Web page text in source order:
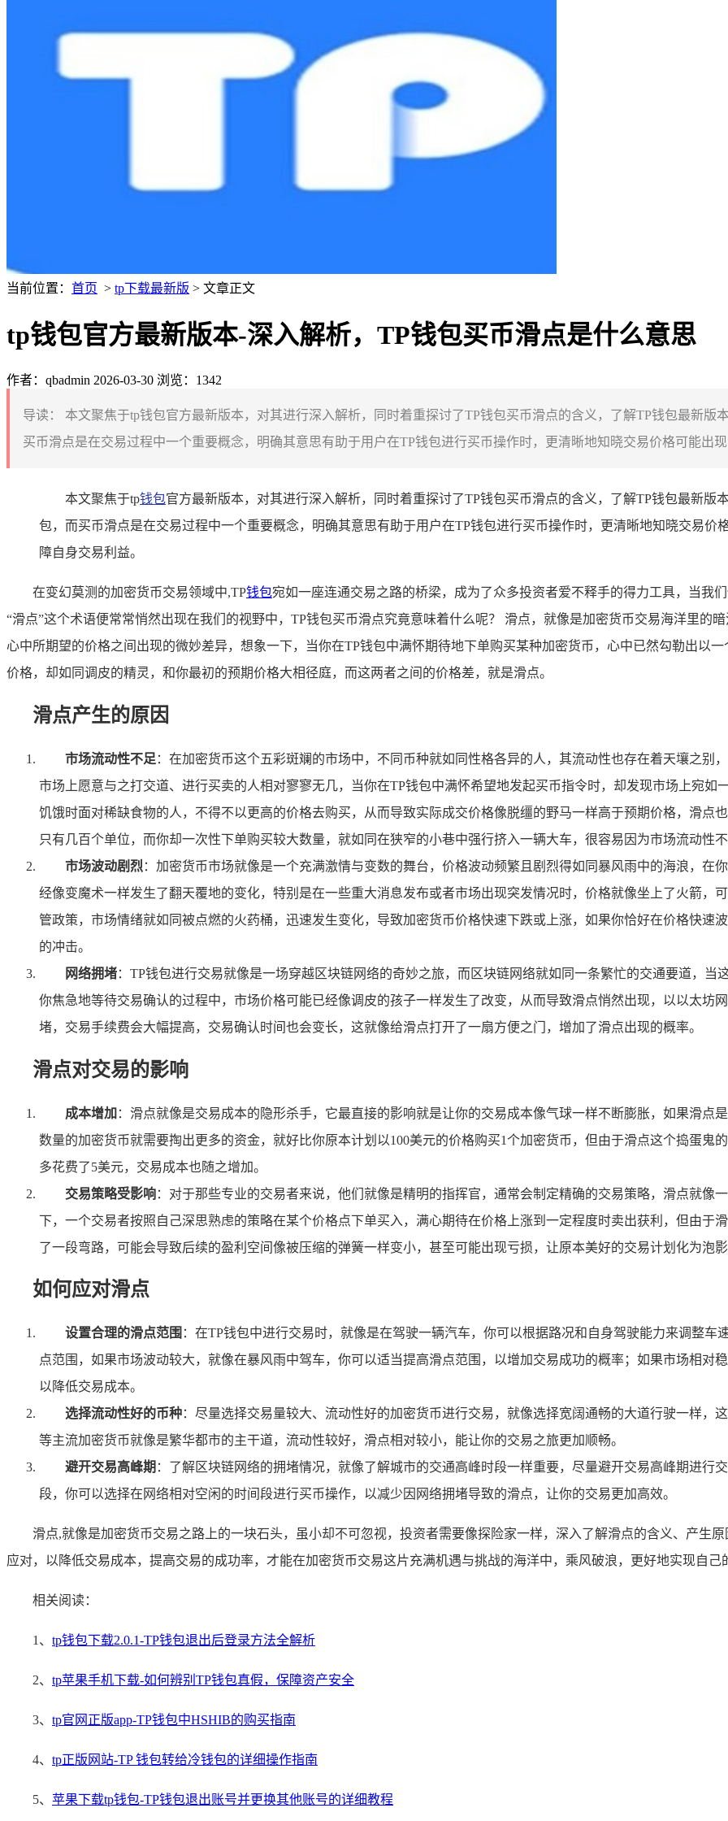
当前位置： 首页 > tp下载最新版 > 文章正文
tp钱包官方最新版本-深入解析，TP钱包买币滑点是什么意思
作者：qbadmin 2026-03-30 浏览：1342
导读：
本文聚焦于tp钱包官方最新版本，对其进行深入解析，同时着重探讨了TP钱包买币滑点的含义，了解TP钱包最新
买币滑点是在交易过程中一个重要概念，明确其意思有助于用户在TP钱包进行买币操作时，更清晰地知晓交易价格可能出
本文聚焦于tp钱包官方最新版本，对其进行深入解析，同时着重探讨了TP钱包买币滑点的含义，了解TP钱包最新版
包，而买币滑点是在交易过程中一个重要概念，明确其意思有助于用户在TP钱包进行买币操作时，更清晰地知晓交易价
障自身交易利益。
在变幻莫测的加密货币交易领域中,TP钱包宛如一座连通交易之路的桥梁，成为了众多投资者爱不释手的得力工具，当我
“滑点”这个术语便常常悄然出现在我们的视野中，TP钱包买币滑点究竟意味着什么呢？ 滑点，就像是加密货币交易海洋里的
心中所期望的价格之间出现的微妙差异，想象一下，当你在TP钱包中满怀期待地下单购买某种加密货币，心中已然勾勒出以
价格，却如同调皮的精灵，和你最初的预期价格大相径庭，而这两者之间的价格差，就是滑点。
滑点产生的原因
市场流动性不足 ：在加密货币这个五彩斑斓的市场中，不同币种就如同性格各异的人，其流动性也存在着天壤之别
市场上愿意与之打交道、进行买卖的人相对寥寥无几，当你在TP钱包中满怀希望地发起买币指令时，却发现市场上宛
饥饿时面对稀缺食物的人，不得不以更高的价格去购买，从而导致实际成交价格像脱缰的野马一样高于预期价格，滑点
只有几百个单位，而你却一次性下单购买较大数量，就如同在狭窄的小巷中强行挤入一辆大车，很容易因为市场流动性
市场波动剧烈 ：加密货币市场就像是一个充满激情与变数的舞台，价格波动频繁且剧烈得如同暴风雨中的海浪，在
经像变魔术一样发生了翻天覆地的变化，特别是在一些重大消息发布或者市场出现突发情况时，价格就像坐上了火箭，
管政策，市场情绪就如同被点燃的火药桶，迅速发生变化，导致加密货币价格快速下跌或上涨，如果你恰好在价格快速
的冲击。
网络拥堵：TP钱包进行交易就像是一场穿越区块链网络的奇妙之旅，而区块链网络就如同一条繁忙的交通要道，
你焦急地等待交易确认的过程中，市场价格可能已经像调皮的孩子一样发生了改变，从而导致滑点悄然出现，以以太坊
堵，交易手续费会大幅提高，交易确认时间也会变长，这就像给滑点打开了一扇方便之门，增加了滑点出现的概率。
滑点对交易的影响
成本增加 ：滑点就像是交易成本的隐形杀手，它最直接的影响就是让你的交易成本像气球一样不断膨胀，如果滑点
数量的加密货币就需要掏出更多的资金，就好比你原本计划以100美元的价格购买1个加密货币，但由于滑点这个捣蛋鬼
多花费了5美元，交易成本也随之增加。
交易策略受影响：对于那些专业的交易者来说，他们就像是精明的指挥官，通常会制定精确的交易策略，滑点就像
下，一个交易者按照自己深思熟虑的策略在某个价格点下单买入，满心期待在价格上涨到一定程度时卖出获利，但由于
了一段弯路，可能会导致后续的盈利空间像被压缩的弹簧一样变小，甚至可能出现亏损，让原本美好的交易计划化为泡
如何应对滑点
设置合理的滑点范围 ：在TP钱包中进行交易时，就像是在驾驶一辆汽车，你可以根据路况和自身驾驶能力来调整
点范围，如果市场波动较大，就像在暴风雨中驾车，你可以适当提高滑点范围，以增加交易成功的概率；如果市场相对
以降低交易成本。
选择流动性好的币种：尽量选择交易量较大、流动性好的加密货币进行交易，就像选择宽阔通畅的大道行驶一样，
等主流加密货币就像是繁华都市的主干道，流动性较好，滑点相对较小，能让你的交易之旅更加顺畅。
避开交易高峰期 ：了解区块链网络的拥堵情况，就像了解城市的交通高峰时段一样重要，尽量避开交易高峰期进行
段，你可以选择在网络相对空闲的时间段进行买币操作，以减少因网络拥堵导致的滑点，让你的交易更加高效。
滑点,就像是加密货币交易之路上的一块石头，虽小却不可忽视，投资者需要像探险家一样，深入了解滑点的含义、产生
应对，以降低交易成本，提高交易的成功率，才能在加密货币交易这片充满机遇与挑战的海洋中，乘风破浪，更好地实现自己
相关阅读：
1、 tp钱包下载2.0.1-TP钱包退出后登录方法全解析
2、 tp苹果手机下载-如何辨别TP钱包真假，保障资产安全
3、 tp官网正版app-TP钱包中HSHIB的购买指南
4、 tp正版网站-TP 钱包转给冷钱包的详细操作指南
5、 苹果下载tp钱包-TP钱包退出账号并更换其他账号的详细教程